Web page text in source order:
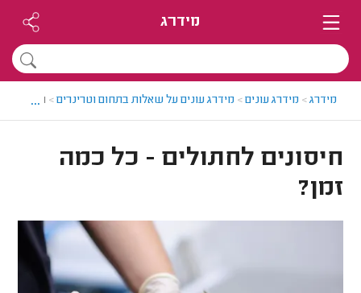
מידרג
מידרג> מידרג עונים> מידרג עונים על שאלות בתחום וטרינרים> חיסונים
...
חיסונים לחתולים - כל כמה
זמן?